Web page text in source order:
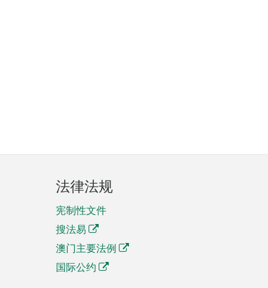
法律法规
宪制性文件
搜法易
澳门主要法例
国际公约